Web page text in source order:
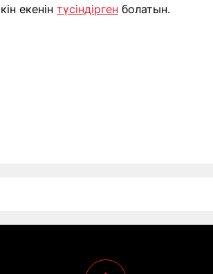
екенін түсіндірген болатын.